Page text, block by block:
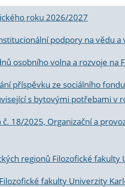
roku 2026/2027
podpory na vědu
osobního volna a rozvoje na
příspěvku ze sociálního
s bytovými potřebami v
18/2025, Organizační a
regionů Filozofické fakulty
fakulty Univerzity